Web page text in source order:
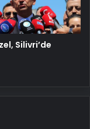
Silivri’de